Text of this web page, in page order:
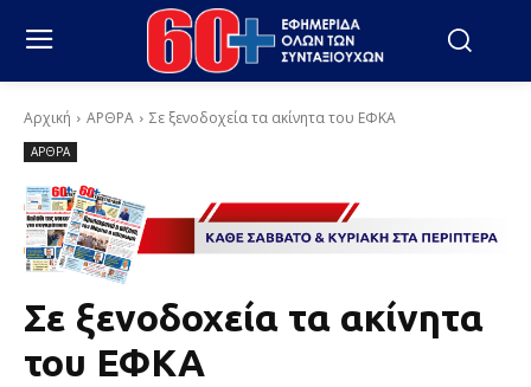
Αρχική ΑΡΘΡΑ Σε ξενοδοχεία τα ακίνητα του ΕΦΚΑ
ΑΡΘΡΑ
Σε ξενοδοχεία τα ακίνητα
του ΕΦΚΑ